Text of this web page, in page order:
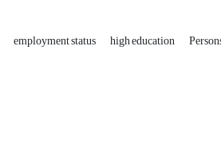
employment status high education